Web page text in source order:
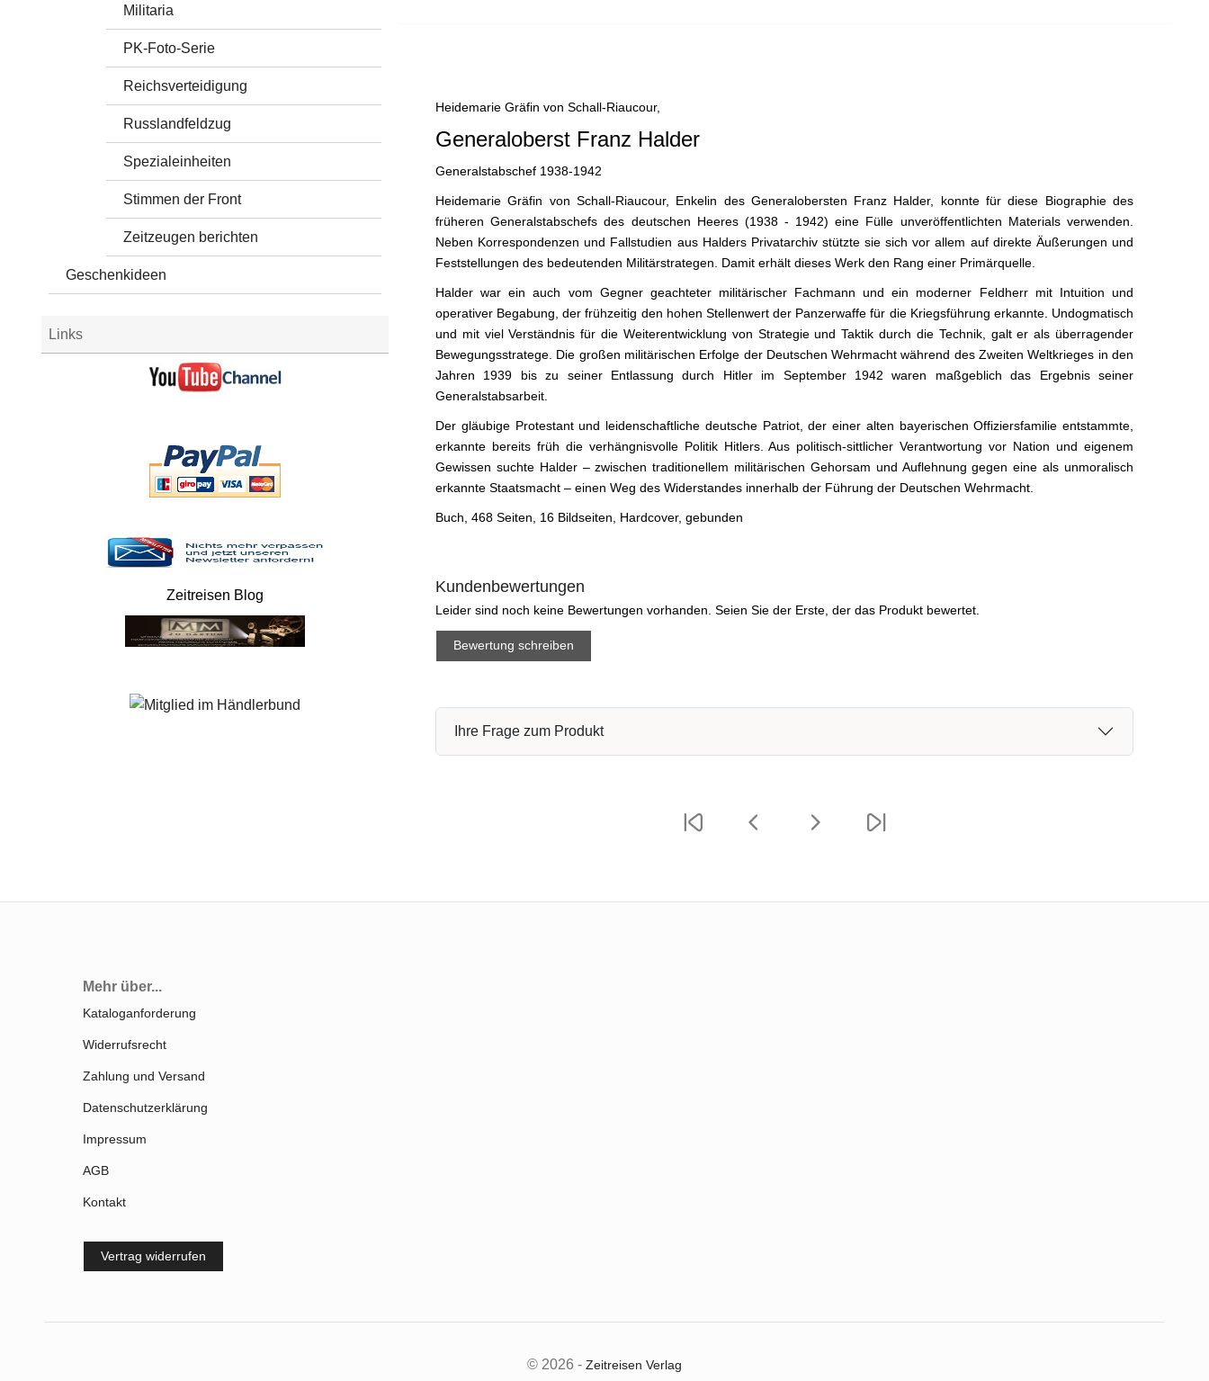
Militaria
PK-Foto-Serie
Reichsverteidigung
Russlandfeldzug
Spezialeinheiten
Stimmen der Front
Zeitzeugen berichten
Geschenkideen
Links
Zeitreisen Blog
Heidemarie Gräfin von Schall-Riaucour,
Generaloberst Franz Halder
Generalstabschef 1938-1942
Heidemarie Gräfin von Schall-Riaucour, Enkelin des Generalobersten Franz Halder, konnte für diese Biographie des
früheren Generalstabschefs des deutschen Heeres (1938 - 1942) eine Fülle unveröffentlichten Materials verwenden.
Neben Korrespondenzen und Fallstudien aus Halders Privatarchiv stützte sie sich vor allem auf direkte Äußerungen und
Feststellungen des bedeutenden Militärstrategen. Damit erhält dieses Werk den Rang einer Primärquelle.
Halder war ein auch vom Gegner geachteter militärischer Fachmann und ein moderner Feldherr mit Intuition und
operativer Begabung, der frühzeitig den hohen Stellenwert der Panzerwaffe für die Kriegsführung erkannte. Undogmatisch
und mit viel Verständnis für die Weiterentwicklung von Strategie und Taktik durch die Technik, galt er als überragender
Bewegungsstratege. Die großen militärischen Erfolge der Deutschen Wehrmacht während des Zweiten Weltkrieges in den
Jahren 1939 bis zu seiner Entlassung durch Hitler im September 1942 waren maßgeblich das Ergebnis seiner
Generalstabsarbeit.
Der gläubige Protestant und leidenschaftliche deutsche Patriot, der einer alten bayerischen Offiziersfamilie entstammte,
erkannte bereits früh die verhängnisvolle Politik Hitlers. Aus politisch-sittlicher Verantwortung vor Nation und eigenem
Gewissen suchte Halder – zwischen traditionellem militärischen Gehorsam und Auflehnung gegen eine als unmoralisch
erkannte Staatsmacht – einen Weg des Widerstandes innerhalb der Führung der Deutschen Wehrmacht.
Buch, 468 Seiten, 16 Bildseiten, Hardcover, gebunden
Kundenbewertungen
Leider sind noch keine Bewertungen vorhanden. Seien Sie der Erste, der das Produkt bewertet.
Bewertung schreiben
Ihre Frage zum Produkt
Mehr über...
Kataloganforderung
Widerrufsrecht
Zahlung und Versand
Datenschutzerklärung
Impressum
AGB
Kontakt
Vertrag widerrufen
© 2026 - Zeitreisen Verlag